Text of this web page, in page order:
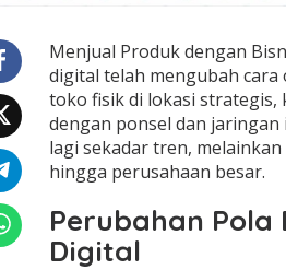
Menjual Produk dengan
digital telah mengubah cara
toko fisik di lokasi strategis,
dengan ponsel dan
lagi sekadar tren,
hingga perusahaan besar.
Perubahan
Digital